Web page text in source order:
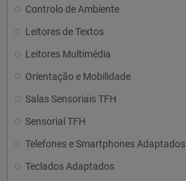
Controlo de Ambiente
Leitores de Textos
Leitores Multimédia
Orientação e Mobilidade
Salas Sensoriais TFH
Sensorial TFH
Telefones e Smartphones Adaptados
Teclados Adaptados